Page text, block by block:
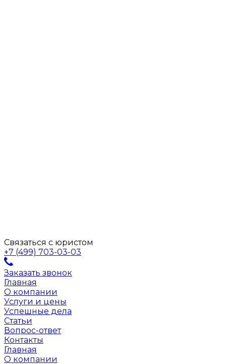
Связаться с юристом
+7 (499) 703-03-03
Заказать звонок
Главная
О компании
Услуги и цены
Успешные дела
Статьи
Вопрос-ответ
Контакты
Главная
О компании